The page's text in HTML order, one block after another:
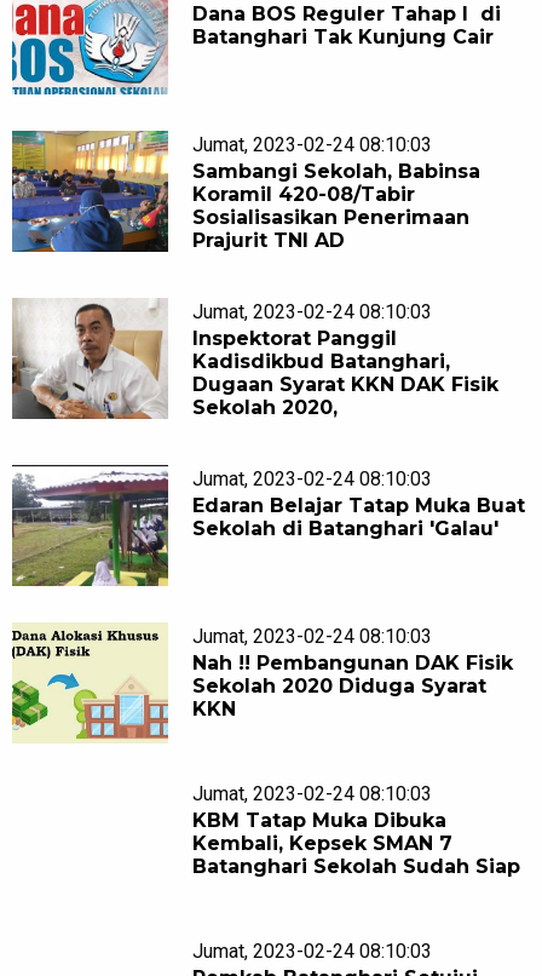
Dana BOS Reguler Tahap I di
Batanghari Tak Kunjung Cair
Jumat, 2023-02-24 08:10:03
Sambangi Sekolah, Babinsa
Koramil 420-08/Tabir
Sosialisasikan Penerimaan
Prajurit TNI AD
Jumat, 2023-02-24 08:10:03
Inspektorat Panggil
Kadisdikbud Batanghari,
Dugaan Syarat KKN DAK Fisik
Sekolah 2020,
Jumat, 2023-02-24 08:10:03
Edaran Belajar Tatap Muka Buat
Sekolah di Batanghari 'Galau'
Jumat, 2023-02-24 08:10:03
Nah !! Pembangunan DAK Fisik
Sekolah 2020 Diduga Syarat
KKN
Jumat, 2023-02-24 08:10:03
KBM Tatap Muka Dibuka
Kembali, Kepsek SMAN 7
Batanghari Sekolah Sudah Siap
Jumat, 2023-02-24 08:10:03